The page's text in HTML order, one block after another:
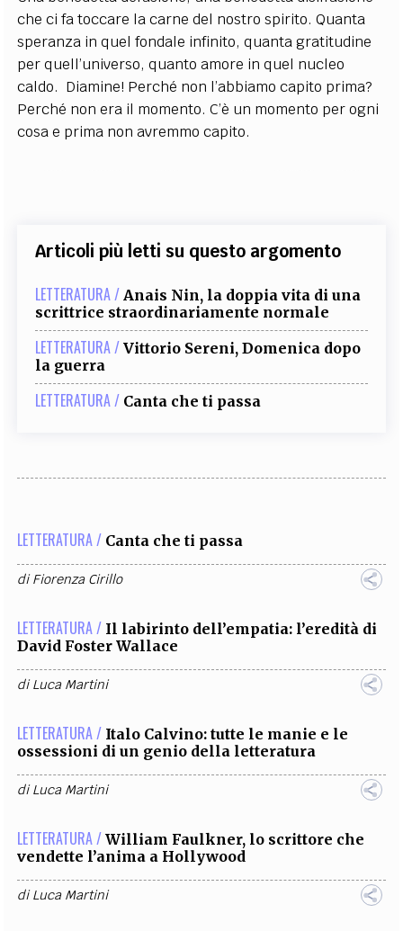
che ci fa toccare la carne del nostro spirito. Quanta
speranza in quel fondale infinito, quanta gratitudine
per quell’universo, quanto amore in quel nucleo
caldo. Diamine! Perché non l’abbiamo capito prima?
Perché non era il momento. C’è un momento per ogni
cosa e prima non avremmo capito.
Articoli più letti su questo argomento
LETTERATURA / Anais Nin, la doppia vita di una
scrittrice straordinariamente normale
LETTERATURA / Vittorio Sereni, Domenica dopo
la guerra
LETTERATURA / Canta che ti passa
LETTERATURA / Canta che ti passa
diFiorenza Cirillo
LETTERATURA / Il labirinto dell’empatia: l’eredità di
David Foster Wallace
diLuca Martini
LETTERATURA / Italo Calvino: tutte le manie e le
ossessioni di un genio della letteratura
diLuca Martini
LETTERATURA / William Faulkner, lo scrittore che
vendette l’anima a Hollywood
diLuca Martini